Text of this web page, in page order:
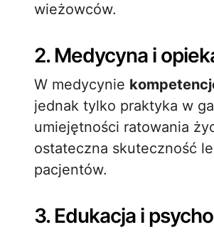
wieżowców.
2. Medycyna i
W medycynie
jednak tylko praktyka w
umiejętności ratowania
ostateczna skuteczność
pacjentów.
3. Edukacja i